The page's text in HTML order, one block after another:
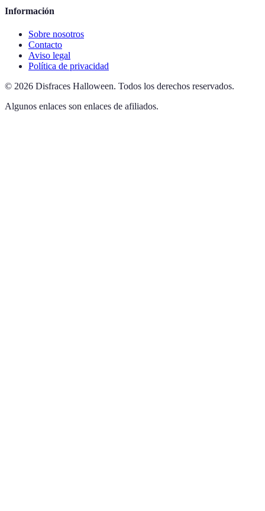
Información
Sobre nosotros
Contacto
Aviso legal
Política de privacidad
© 2026 Disfraces Halloween. Todos los derechos reservados.
Algunos enlaces son enlaces de afiliados.